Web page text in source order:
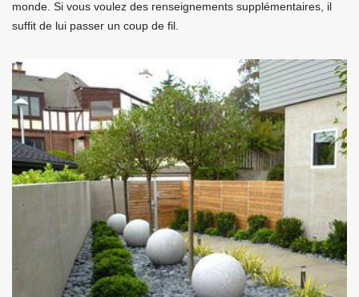
monde. Si vous voulez des renseignements supplémentaires, il
suffit de lui passer un coup de fil.